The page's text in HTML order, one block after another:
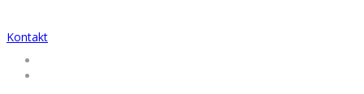
Kontakt